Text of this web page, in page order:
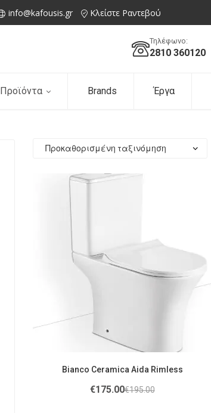
info@kafousis.gr Κλείστε Ραντεβού
Τηλέφωνο:
2810 360120
Προϊόντα Brands Έργα
Bianco Ceramica Aida Rimless
€195.00
€175.00